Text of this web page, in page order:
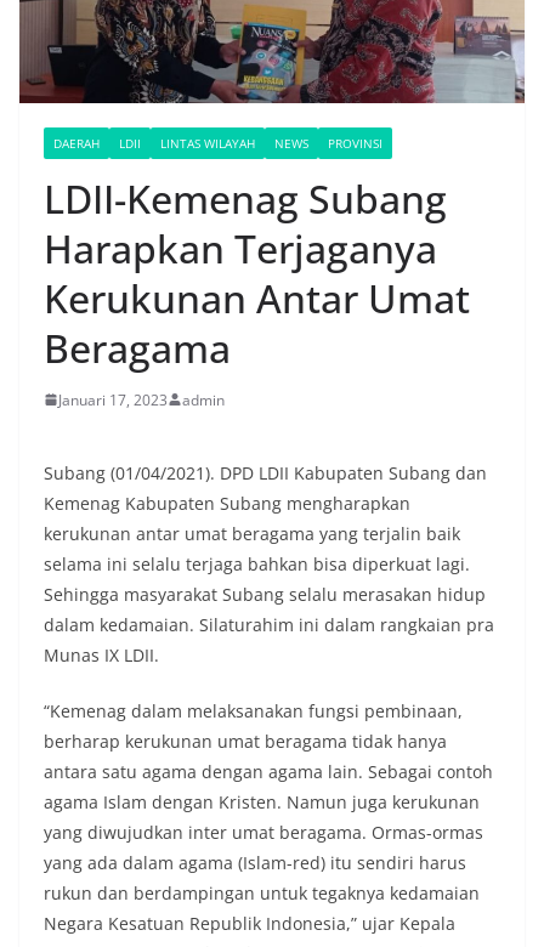
DAERAH LDII LINTAS WILAYAH NEWS PROVINSI
LDII-Kemenag Subang
Harapkan Terjaganya
Kerukunan Antar Umat
Beragama
Januari 17, 2023 admin
Subang (01/04/2021). DPD LDII Kabupaten Subang dan
Kemenag Kabupaten Subang mengharapkan
kerukunan antar umat beragama yang terjalin baik
selama ini selalu terjaga bahkan bisa diperkuat lagi.
Sehingga masyarakat Subang selalu merasakan hidup
dalam kedamaian. Silaturahim ini dalam rangkaian pra
Munas IX LDII.
“Kemenag dalam melaksanakan fungsi pembinaan,
berharap kerukunan umat beragama tidak hanya
antara satu agama dengan agama lain. Sebagai contoh
agama Islam dengan Kristen. Namun juga kerukunan
yang diwujudkan inter umat beragama. Ormas-ormas
yang ada dalam agama (Islam-red) itu sendiri harus
rukun dan berdampingan untuk tegaknya kedamaian
Negara Kesatuan Republik Indonesia,” ujar Kepala